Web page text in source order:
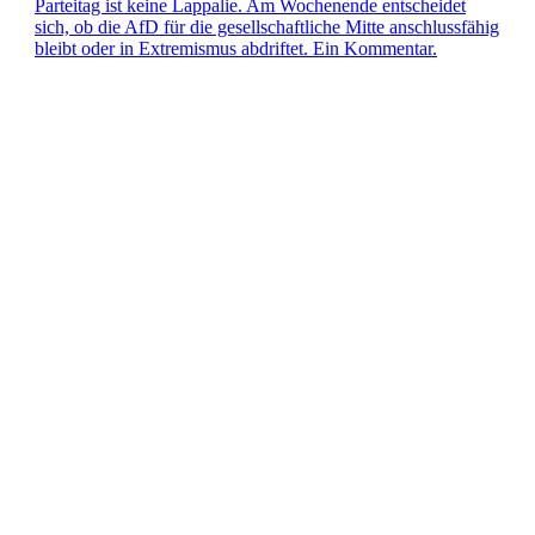
Par­­tei­­tag ist keine Lap­pa­lie. Am Wochen­ende ent­schei­det
sich, ob die AfD für die gesell­schaft­li­che Mitte anschluss­fä­hig
bleibt oder in Extre­mis­mus abdrif­tet. Ein Kommentar.